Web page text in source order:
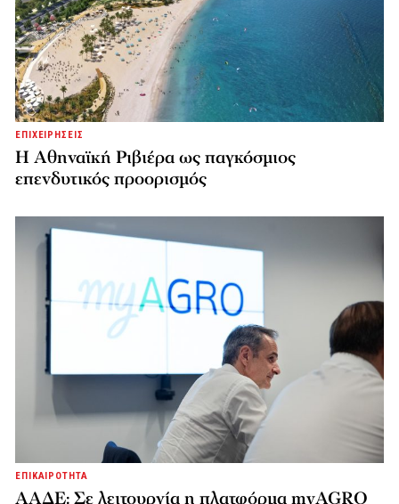
ΕΠΙΧΕΙΡΗΣΕΙΣ
Η Αθηναϊκή Ριβιέρα ως παγκόσμιος
επενδυτικός προορισμός
ΕΠΙΚΑΙΡΟΤΗΤΑ
ΑΑΔΕ: Σε λειτουργία η πλατφόρμα myAGRO